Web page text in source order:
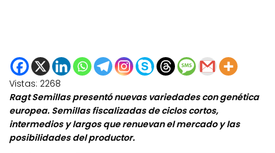
Vistas: 2268
Ragt Semillas presentó nuevas variedades con genética
europea. Semillas fiscalizadas de ciclos cortos,
intermedios y largos que renuevan el mercado y las
posibilidades del productor.